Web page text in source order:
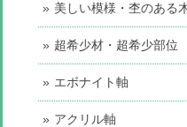
美しい模様・杢のある
超希少材・超希少部位
エボナイト軸
アクリル軸